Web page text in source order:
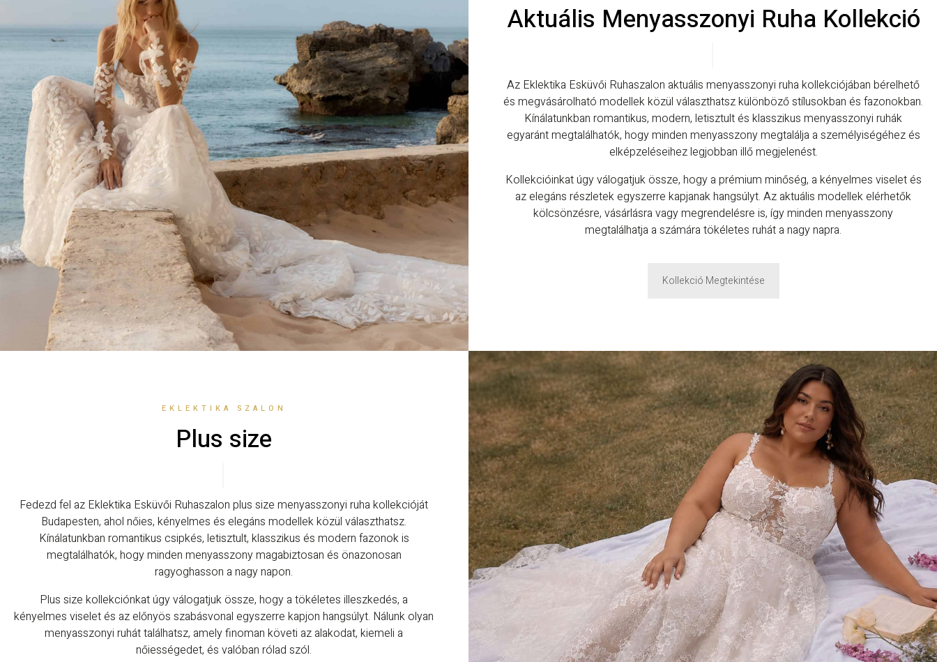
Aktuális Menyasszonyi Ruha Kollekció
Az Eklektika Esküvői Ruhaszalon aktuális menyasszonyi ruha kollekciójában bérelhető
és megvásárolható modellek közül választhatsz különböző stílusokban és fazonokban.
Kínálatunkban romantikus, modern, letisztult és klasszikus menyasszonyi ruhák
egyaránt megtalálhatók, hogy minden menyasszony megtalálja a személyiségéhez és
elképzeléseihez legjobban illő megjelenést.
Kollekcióinkat úgy válogatjuk össze, hogy a prémium minőség, a kényelmes viselet és
az elegáns részletek egyszerre kapjanak hangsúlyt. Az aktuális modellek elérhetők
kölcsönzésre, vásárlásra vagy megrendelésre is, így minden menyasszony
megtalálhatja a számára tökéletes ruhát a nagy napra.
Kollekció Megtekintése
EKLEKTIKA SZALON
Plus size
Fedezd fel az Eklektika Esküvői Ruhaszalon plus size menyasszonyi ruha kollekcióját
Budapesten, ahol nőies, kényelmes és elegáns modellek közül választhatsz.
Kínálatunkban romantikus csipkés, letisztult, klasszikus és modern fazonok is
megtalálhatók, hogy minden menyasszony magabiztosan és önazonosan
ragyoghasson a nagy napon.
Plus size kollekciónkat úgy válogatjuk össze, hogy a tökéletes illeszkedés, a
kényelmes viselet és az előnyös szabásvonal egyszerre kapjon hangsúlyt. Nálunk olyan
menyasszonyi ruhát találhatsz, amely finoman követi az alakodat, kiemeli a
nőiességedet, és valóban rólad szól.